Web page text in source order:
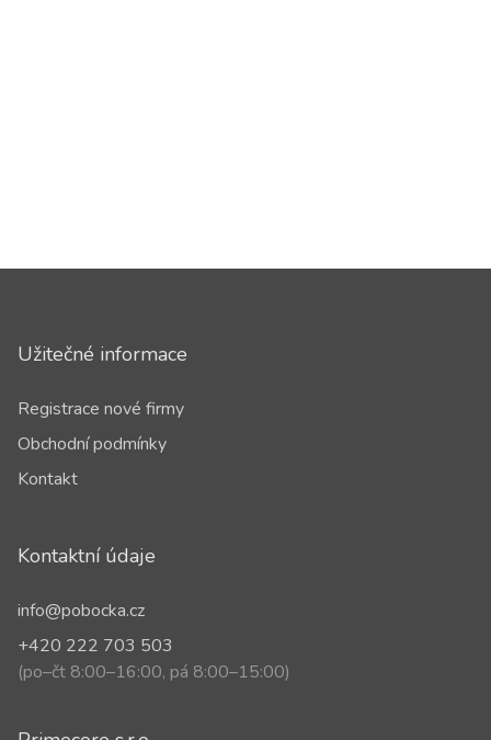
Užitečné informace
Registrace nové firmy
Obchodní podmínky
Kontakt
Kontaktní údaje
info@pobocka.cz
+420 222 703 503
(po–čt 8:00–16:00, pá 8:00–15:00)